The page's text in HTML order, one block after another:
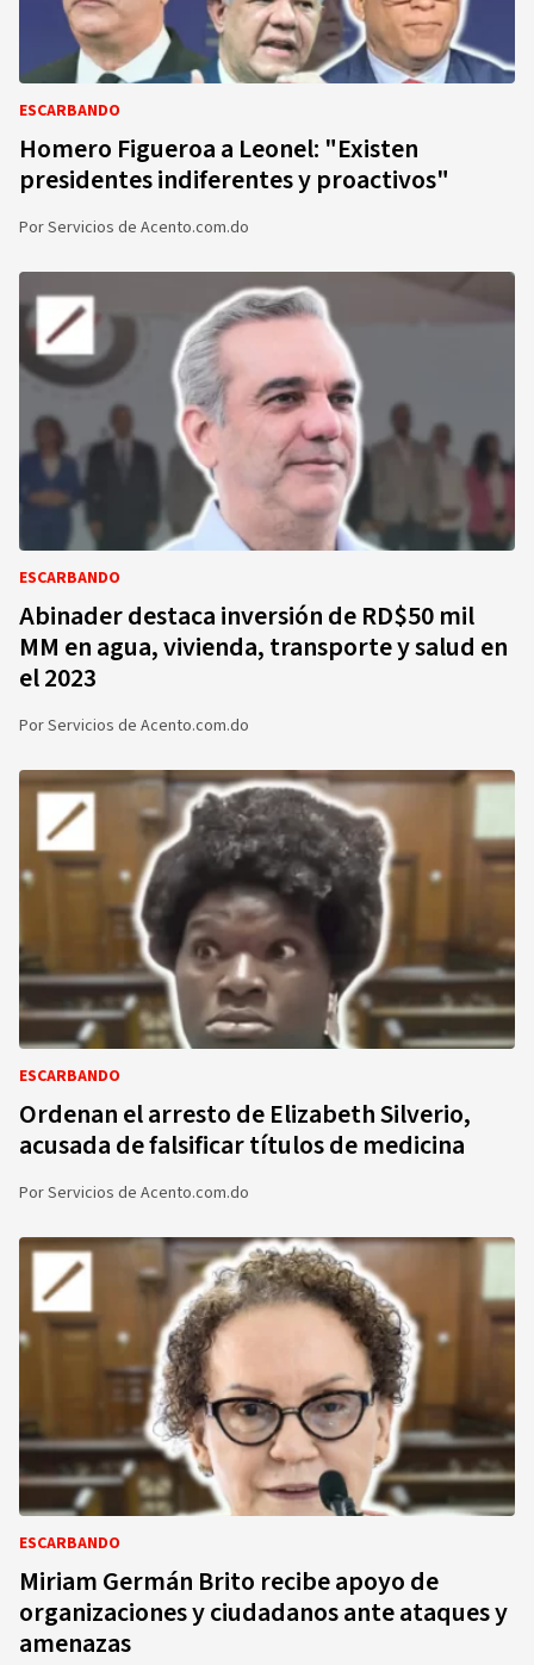
ESCARBANDO
Homero Figueroa a Leonel: "Existen
presidentes indiferentes y proactivos"
PorServicios de Acento.com.do
ESCARBANDO
Abinader destaca inversión de RD$50 mil
MM en agua, vivienda, transporte y salud en
el 2023
PorServicios de Acento.com.do
ESCARBANDO
Ordenan el arresto de Elizabeth Silverio,
acusada de falsificar títulos de medicina
PorServicios de Acento.com.do
ESCARBANDO
Miriam Germán Brito recibe apoyo de
organizaciones y ciudadanos ante ataques y
amenazas